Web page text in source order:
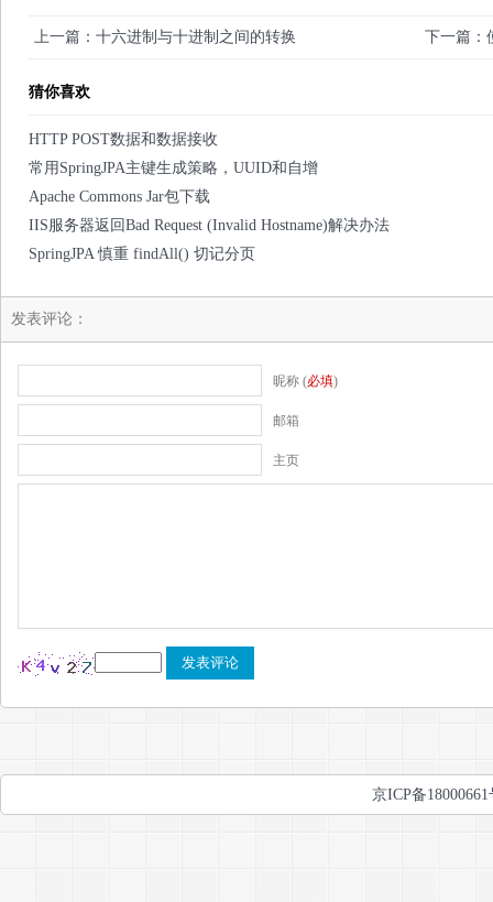
上一篇：十六进制与十进制之间的转换 下一篇：
猜你喜欢
HTTP POST数据和数据接收
常用SpringJPA主键生成策略，UUID和自增
Apache Commons Jar包下载
IIS服务器返回Bad Request (Invalid Hostname)解决办法
SpringJPA 慎重 findAll() 切记分页
发表评论：
昵称 (必填)
邮箱
主页
京ICP备18000661